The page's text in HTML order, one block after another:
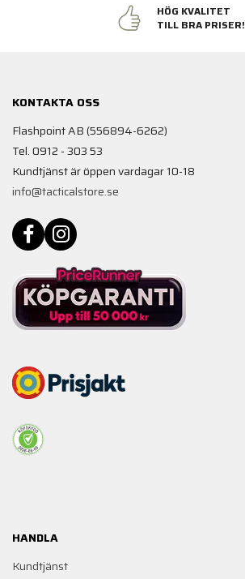
HÖG KVALITET
TILL BRA PRISER!
KONTAKTA OSS
Flashpoint AB (556894-6262)
Tel. 0912 - 303 53
Kundtjänst är öppen vardagar 10-18
info@tacticalstore.se
HANDLA
Kundtjänst